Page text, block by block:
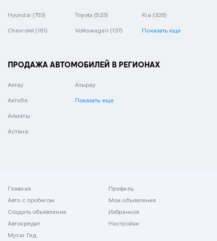
Hyundai (753) Toyota (523) Kia (326)
Chevrolet (161) Volkswagen (137) Показать еще
ПРОДАЖА АВТОМОБИЛЕЙ В РЕГИОНАХ
Актау
Актобе
Алматы
Астана
Атырау
Показать еще
Главная
Авто с пробегом
Создать объявление
Автокредит
Mycar Гид
Профиль
Мои объявления
Избранное
Настройки